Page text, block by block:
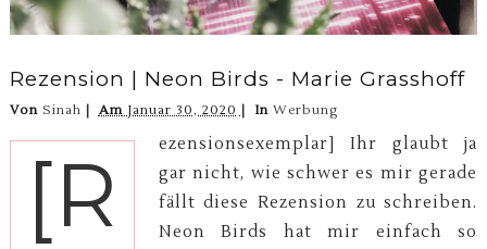
Rezension | Neon Birds - Marie Grasshoff
Von Sinah AmJanuar 30, 2020 In Werbung
[R
ezensionsexemplar] Ihr glaubt ja
gar nicht, wie schwer es mir gerade
fällt diese Rezension zu schreiben.
Neon Birds hat mir einfach so